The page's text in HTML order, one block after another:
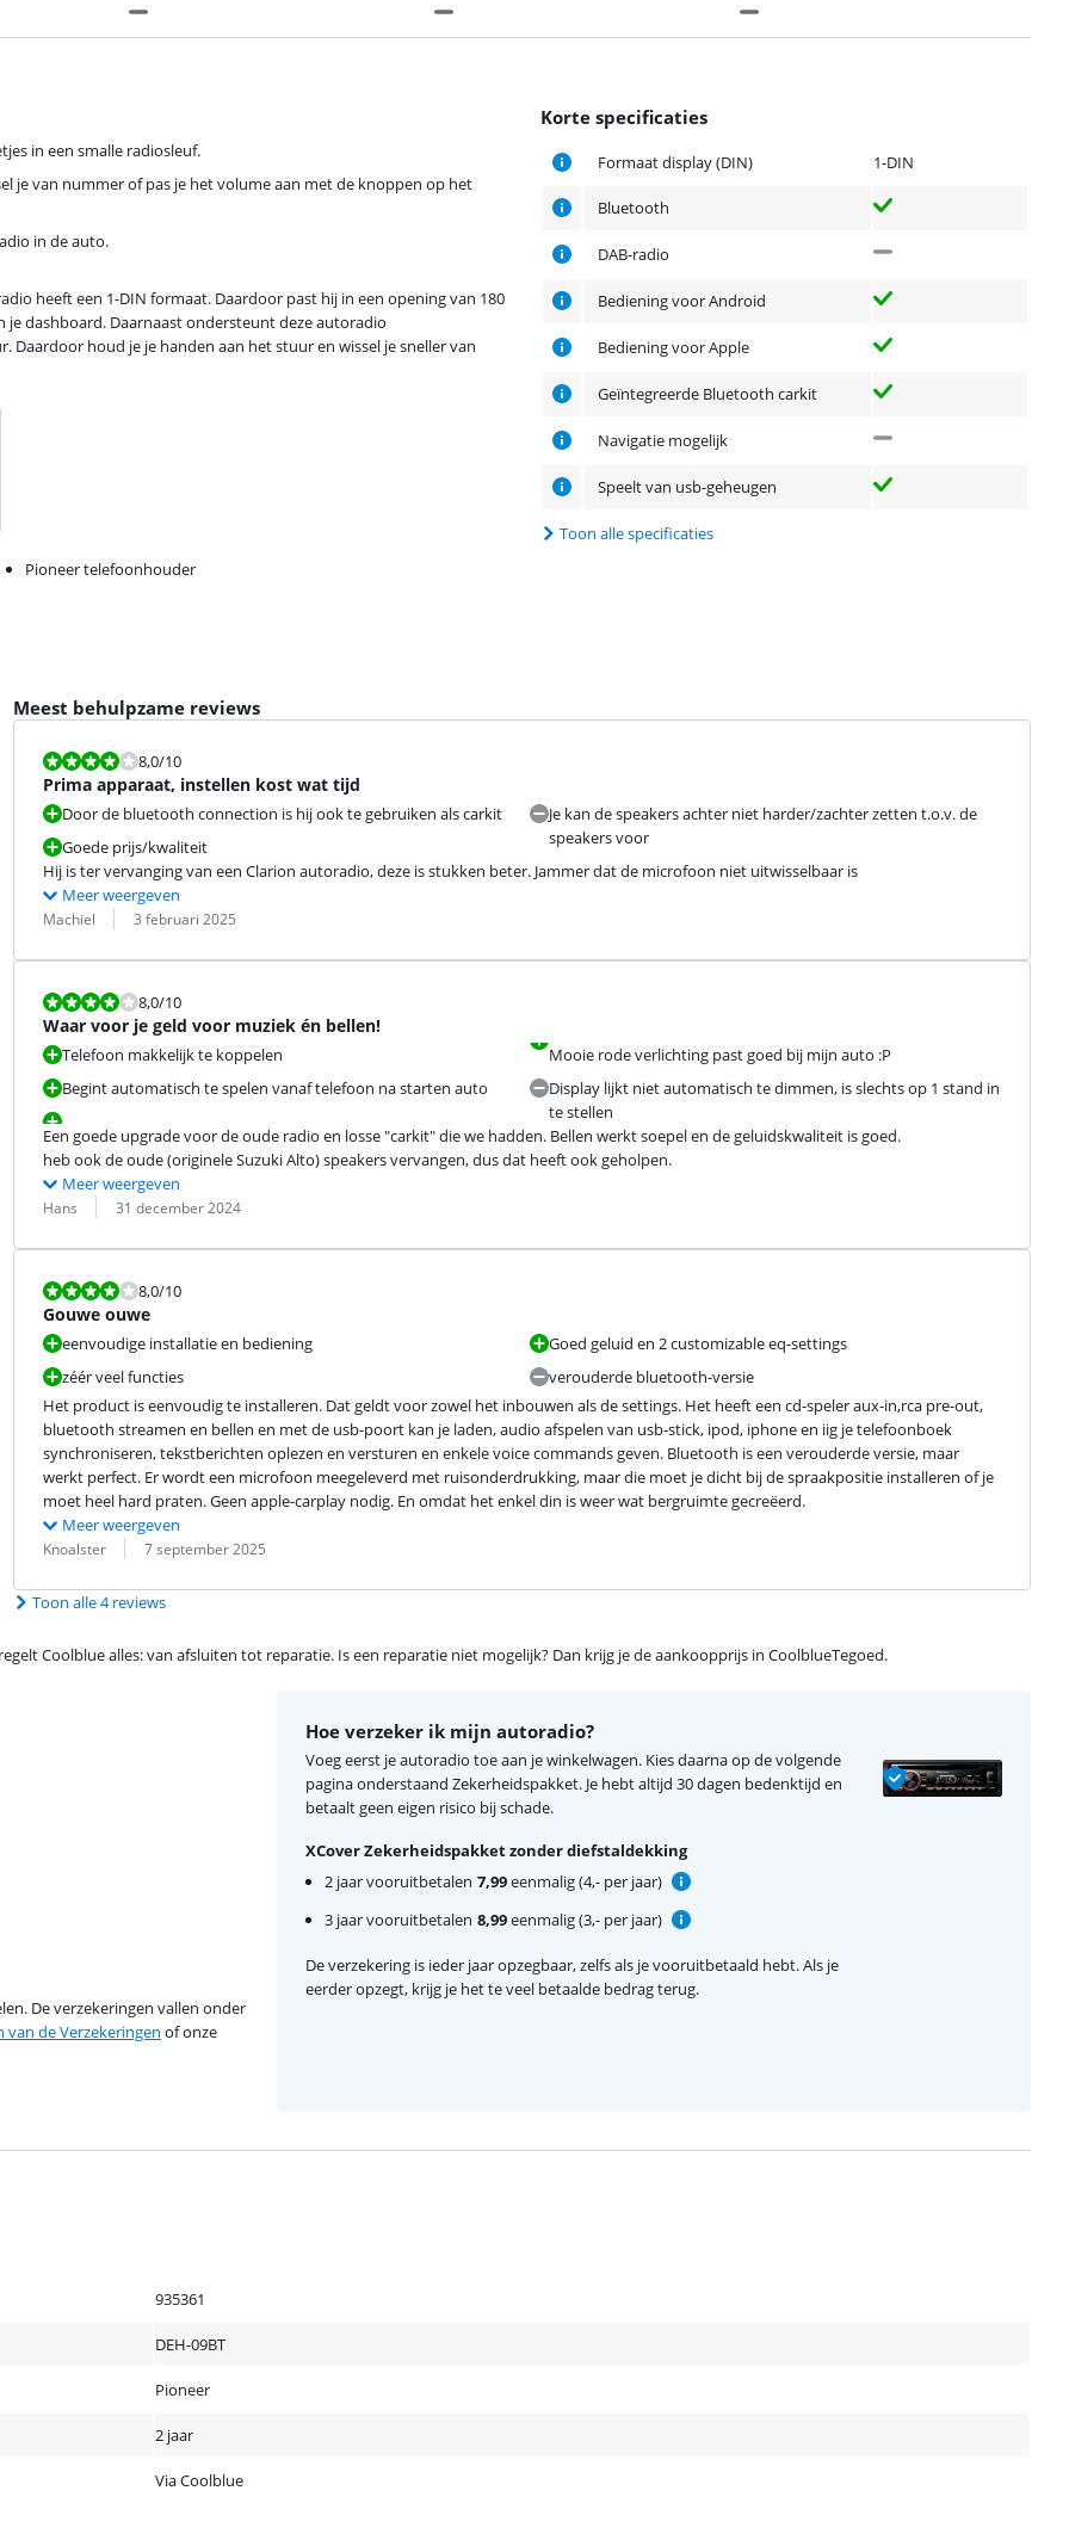
Korte specificaties
Formaat display (DIN) 1-DIN
Bluetooth
DAB-radio
Bediening voor Android
Bediening voor Apple
Geïntegreerde Bluetooth carkit
Navigatie mogelijk
Speelt van usb-geheugen
Toon alle specificaties
in een smalle radiosleuf.
je van nummer of pas je het volume aan met de knoppen op het
in de auto.
heeft een 1-DIN formaat. Daardoor past hij in een opening van 180
dashboard. Daarnaast ondersteunt deze autoradio
houd je je handen aan het stuur en wissel je sneller van
Pioneer telefoonhouder
Meest behulpzame reviews
Beoordeling is 8,0 van de 10.
8,0/10
Prima apparaat, instellen kost wat tijd
Door de bluetooth connection is hij ook te gebruiken als carkit
Goede prijs/kwaliteit
Je kan de speakers achter niet harder/zachter zetten t.o.v. de
speakers voor
Hij is ter vervanging van een Clarion autoradio, deze is stukken beter. Jammer dat de microfoon niet uitwisselbaar is
Meer weergeven
Beoordeling door:
Machiel
Datum: 3 februari 2025
Beoordeling is 8,0 van de 10.
8,0/10
Waar voor je geld voor muziek én bellen!
Telefoon makkelijk te koppelen
Begint automatisch te spelen vanaf telefoon na starten auto
Mooie rode verlichting past goed bij mijn auto :P
Display lijkt niet automatisch te dimmen, is slechts op 1 stand in
te stellen
Een goede upgrade voor de oude radio en losse "carkit" die we hadden. Bellen werkt soepel en de geluidskwaliteit is goed.
heb ook de oude (originele Suzuki Alto) speakers vervangen, dus dat heeft ook geholpen.
Meer weergeven
Beoordeling door:
Hans
Datum: 31 december 2024
Beoordeling is 8,0 van de 10.
8,0/10
Gouwe ouwe
eenvoudige installatie en bediening
zéér veel functies
Goed geluid en 2 customizable eq-settings
verouderde bluetooth-versie
Het product is eenvoudig te installeren. Dat geldt voor zowel het inbouwen als de settings. Het heeft een cd-speler aux-in,rca pre-out,
bluetooth streamen en bellen en met de usb-poort kan je laden, audio afspelen van usb-stick, ipod, iphone en iig je telefoonboek
synchroniseren, tekstberichten oplezen en versturen en enkele voice commands geven. Bluetooth is een verouderde versie, maar
werkt perfect. Er wordt een microfoon meegeleverd met ruisonderdrukking, maar die moet je dicht bij de spraakpositie installeren of je
moet heel hard praten. Geen apple-carplay nodig. En omdat het enkel din is weer wat bergruimte gecreëerd.
Meer weergeven
Beoordeling door:
Knoalster
Datum: 7 september 2025
Toon alle 4 reviews
Coolblue alles: van afsluiten tot reparatie. Is een reparatie niet mogelijk? Dan krijg je de aankoopprijs in CoolblueTegoed.
De verzekeringen vallen onder
van de Verzekeringen of onze
Hoe verzeker ik mijn autoradio?
Voeg eerst je autoradio toe aan je winkelwagen. Kies daarna op de volgende
pagina onderstaand Zekerheidspakket. Je hebt altijd 30 dagen bedenktijd en
betaalt geen eigen risico bij schade.
XCover Zekerheidspakket zonder diefstaldekking
2 jaar vooruitbetalen 7,99eenmalig (4,- per jaar)
3 jaar vooruitbetalen 8,99eenmalig (3,- per jaar)
De verzekering is ieder jaar opzegbaar, zelfs als je vooruitbetaald hebt. Als je
eerder opzegt, krijg je het te veel betaalde bedrag terug.
935361
DEH-09BT
Pioneer
2 jaar
Via Coolblue